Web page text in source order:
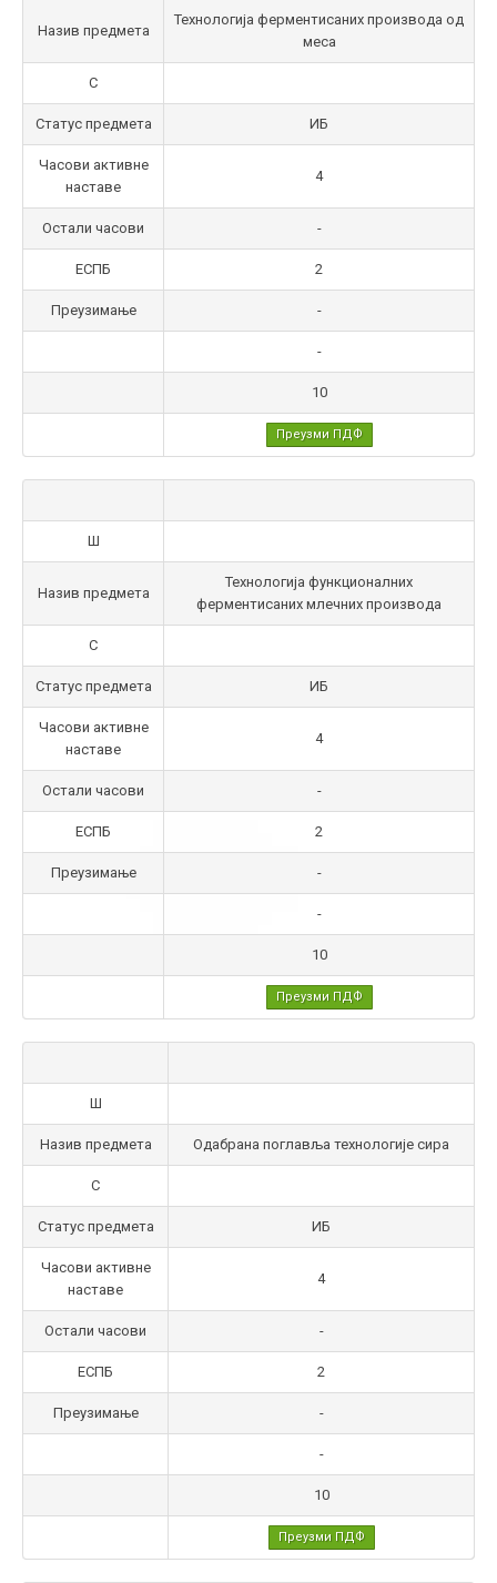
Назив предмета
Технологија ферментисаних производа од
меса
С
Статус предмета ИБ
Часови активне
наставе
4
Остали часови -
ЕСПБ 2
Преузимање -
-
10
Преузми ПДФ
Ш
Назив предмета
Технологија функционалних
ферментисаних млечних производа
С
Статус предмета ИБ
Часови активне
наставе
4
Остали часови -
ЕСПБ 2
Преузимање -
-
10
Преузми ПДФ
Ш
Назив предмета Одабрана поглавља технологије сира
С
Статус предмета ИБ
Часови активне
наставе
4
Остали часови -
ЕСПБ 2
Преузимање -
-
10
Преузми ПДФ